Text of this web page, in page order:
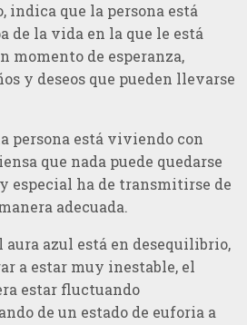
indica que la persona está
de la vida en la que le está
momento de esperanza,
y deseos que pueden llevarse
persona está viviendo con
que nada puede quedarse
especial ha de transmitirse de
adecuada.
aura azul está en desequilibrio,
a estar muy inestable, el
estar fluctuando
de un estado de euforia a